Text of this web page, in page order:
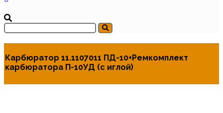
Карбюратор 11.1107011 ПД-10+Ремкомплект
карбюратора П-10УД (с иглой)